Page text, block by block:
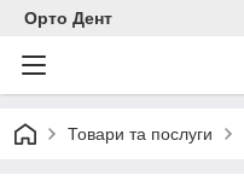
Орто Дент
Товари та послуги